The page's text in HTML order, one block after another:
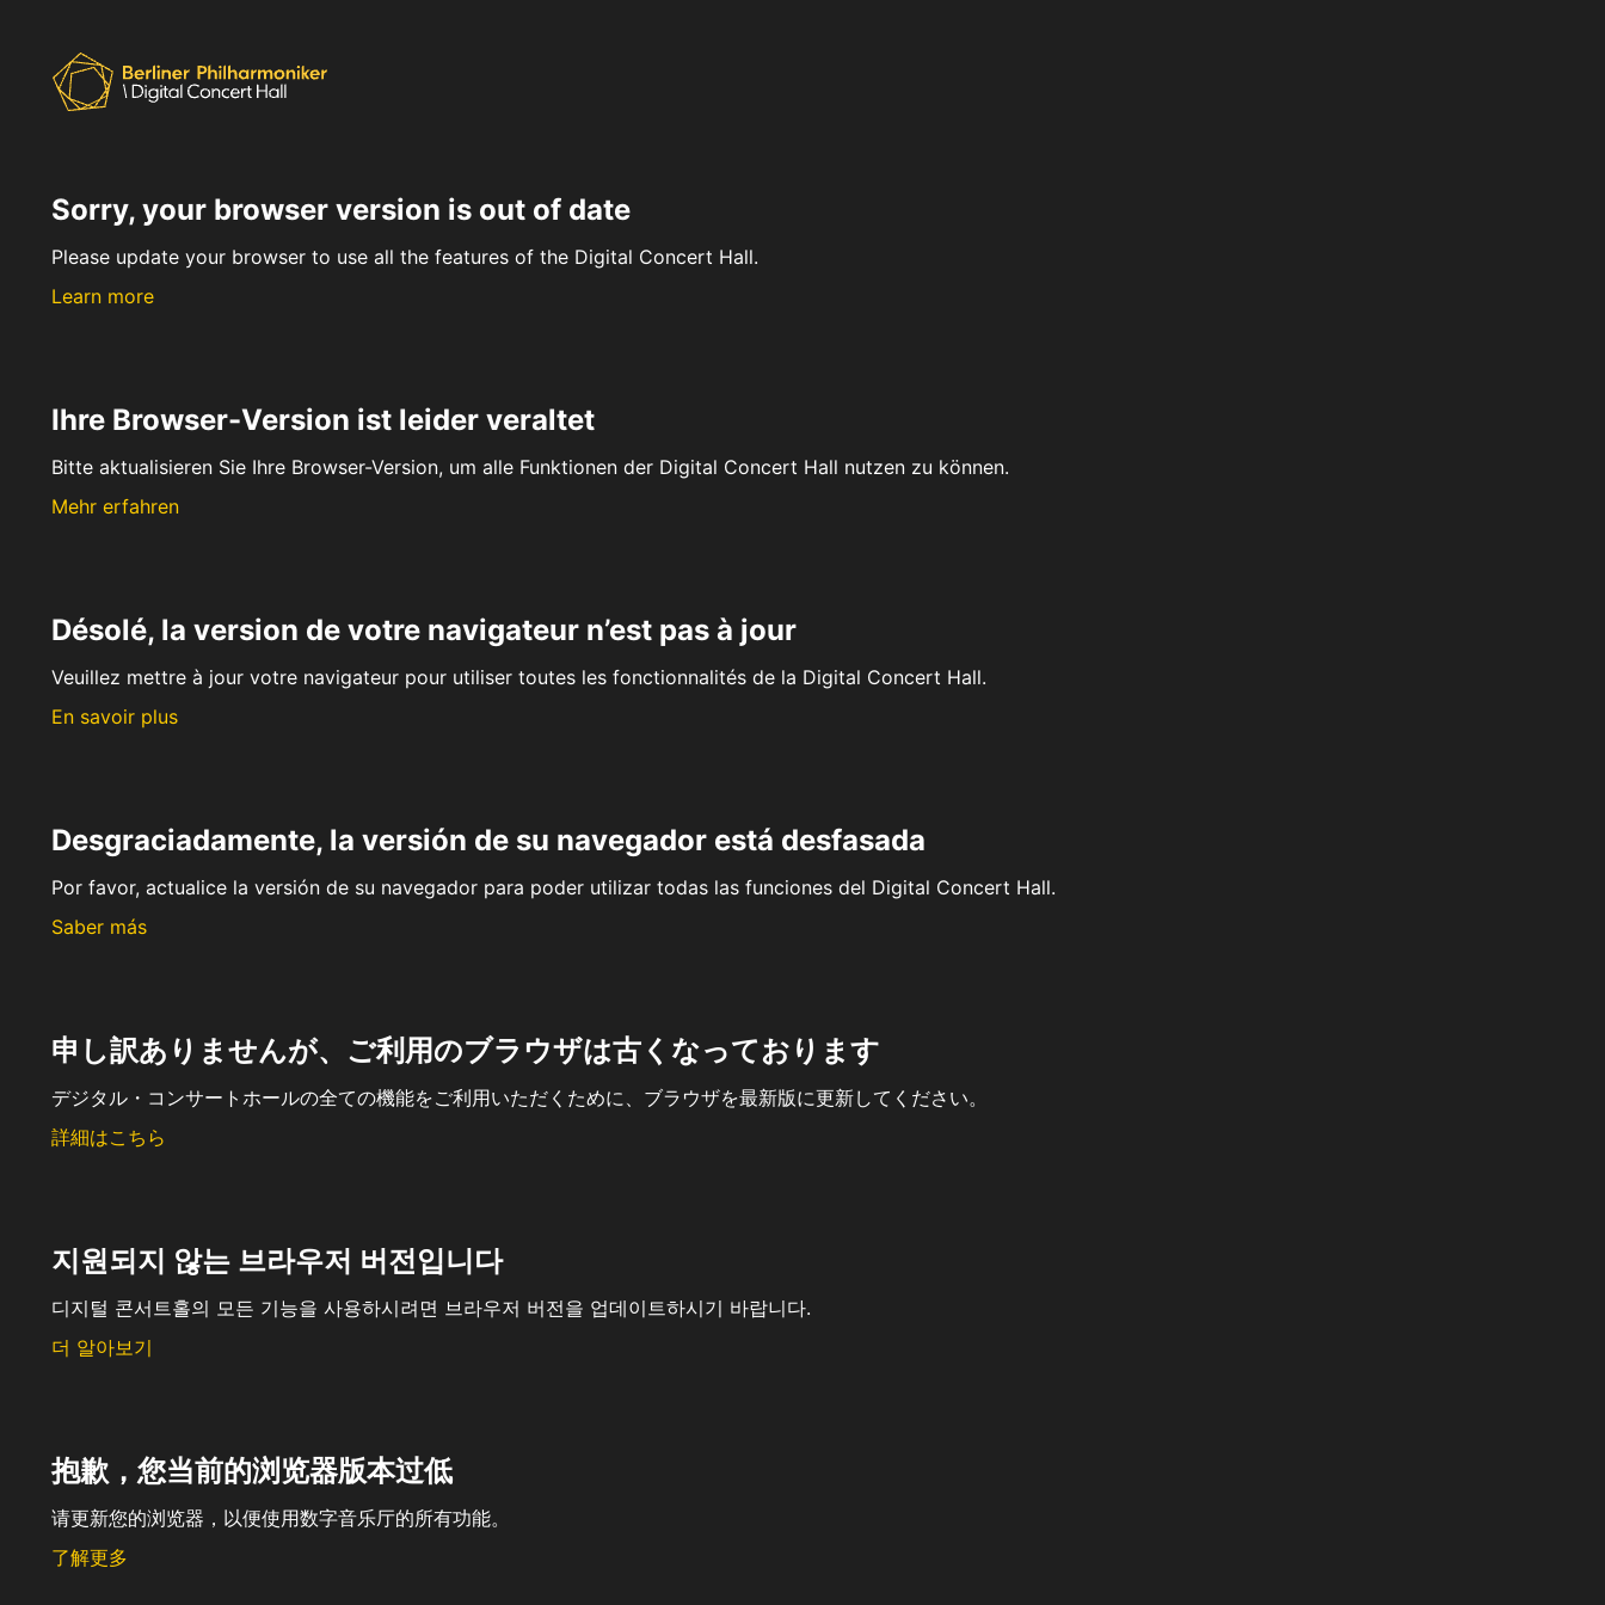
Sorry, your browser version is out of date
Please update your browser to use all the features of the Digital Concert Hall.
Learn more
Ihre Browser-Version ist leider veraltet
Bitte aktualisieren Sie Ihre Browser-Version, um alle Funktionen der Digital Concert Hall nutzen zu können.
Mehr erfahren
Désolé, la version de votre navigateur n’est pas à jour
Veuillez mettre à jour votre navigateur pour utiliser toutes les fonctionnalités de la Digital Concert Hall.
En savoir plus
Desgraciadamente, la versión de su navegador está desfasada
Por favor, actualice la versión de su navegador para poder utilizar todas las funciones del Digital Concert Hall.
Saber más
申し訳ありませんが、ご利用のブラウザは古くなっております
デジタル・コンサートホールの全ての機能をご利用いただくために、ブラウザを最新版に更新してください。
詳細はこちら
지원되지 않는 브라우저 버전입니다
디지털 콘서트홀의 모든 기능을 사용하시려면 브라우저 버전을 업데이트하시기 바랍니다.
더 알아보기
抱歉，您当前的浏览器版本过低
请更新您的浏览器，以便使用数字音乐厅的所有功能。
了解更多